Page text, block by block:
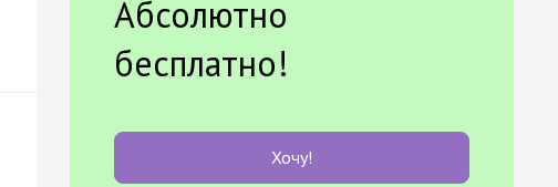
Абсолютно
бесплатно!
Хочу!